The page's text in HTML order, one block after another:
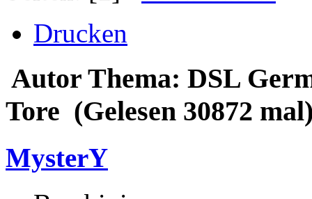
Drucken
Autor Thema: DSL
Tore (Gelesen 30872
MysterY